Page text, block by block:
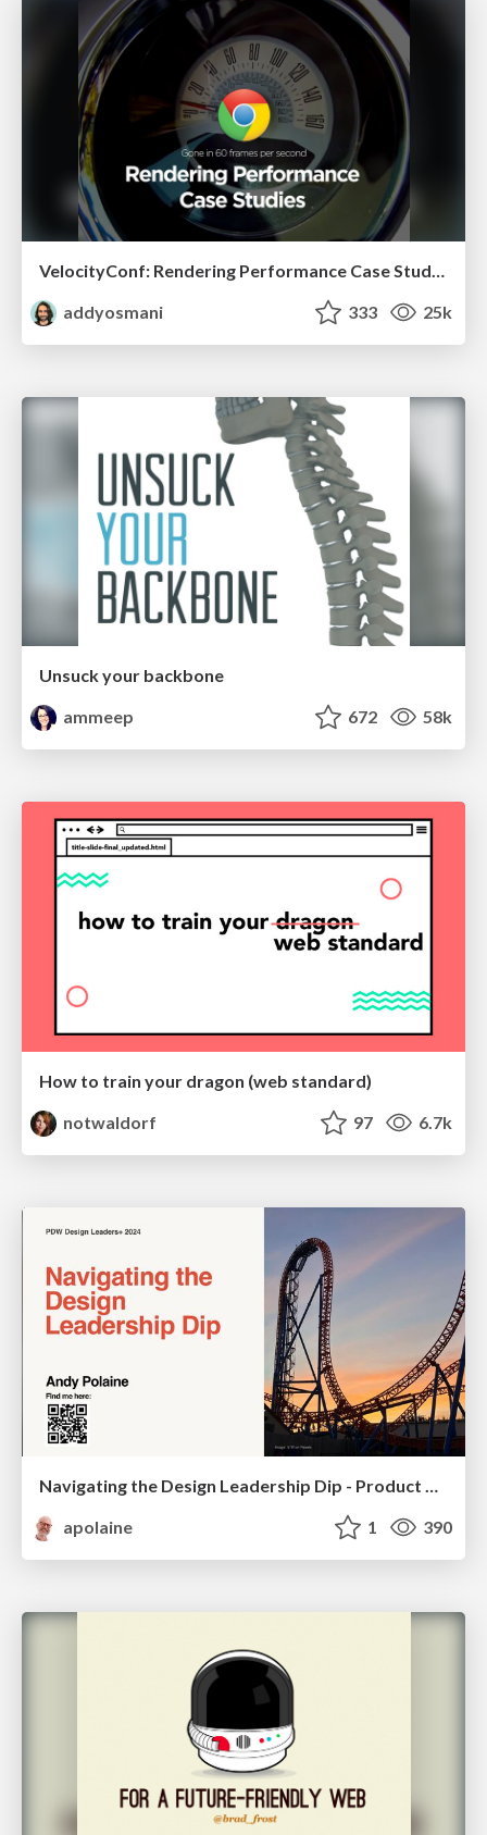
VelocityConf: Rendering Performance Case Studies
addyosmani
333 25k
Unsuck your backbone
ammeep
672 58k
How to train your dragon (web standard)
notwaldorf
97 6.7k
Navigating the Design Leadership Dip - Product Design Week Design Leaders+ Conference 2024
apolaine
1 390